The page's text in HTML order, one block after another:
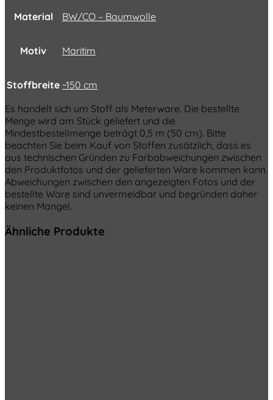
Material BW/CO – Baumwolle
Motiv Maritim
Stoffbreite ~150 cm
Es handelt sich um Stoff als Meterware. Die bestellte
Menge wird am Stück geliefert und die
Mindestbestellmenge beträgt 0,5 m (50 cm). Bitte
beachten Sie beim Kauf von Stoffen zusätzlich, dass es
aus technischen Gründen zu Farbabweichungen zwischen
den Produktfotos und der gelieferten Ware kommen kann.
Abweichungen zwischen den angezeigten Fotos und der
bestellte Ware sind unvermeidbar und begründen daher
keinen Mangel.
Ähnliche Produkte